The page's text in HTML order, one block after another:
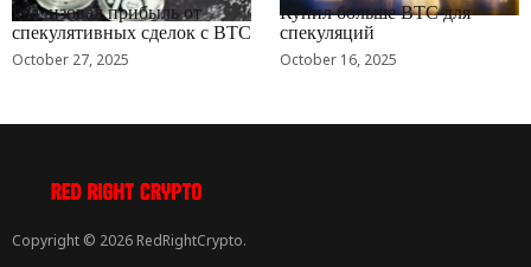
Реализовал прибыль от
спекулятивных сделок с BTC
October 27, 2025
Купил больше BTC для
спекуляций
October 16, 2025
Copyright © 2026 RedRightCrypto.